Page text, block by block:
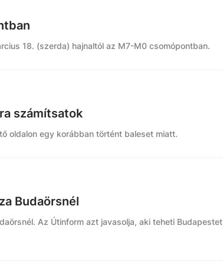
18. (szerda) hajnaltól az M7-M0 csomópontban.
számítsatok
oldalon egy korábban történt baleset miatt.
Budaörsnél
Az Útinform azt javasolja, aki teheti Budapestet